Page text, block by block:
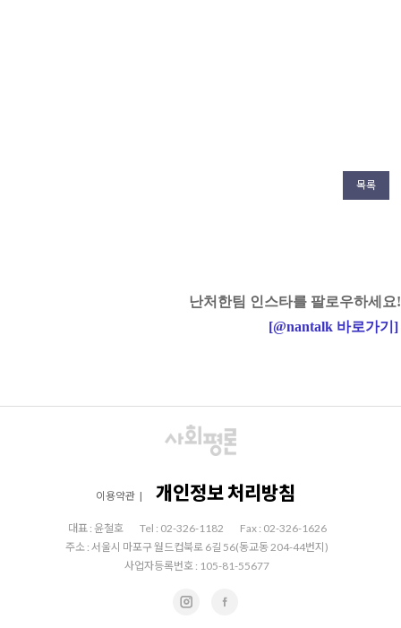
목록
난처한팀 인스타를 팔로우하세요!
[@nantalk 바로가기 ]
이용약관 | 개인정보 처리방침
대표 : 윤철호 Tel : 02-326-1182
Fax : 02-326-1626
주소 : 서울시 마포구 월드컵북로 6길 56(동교동 204-44번지)
사업자등록번호 : 105-81-55677